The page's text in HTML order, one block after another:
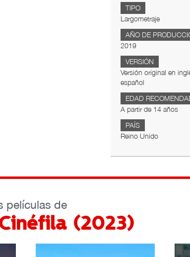
TIPO
Largometraje
AÑO DE
2019
VERSIÓN
Versión original en
español
EDAD
A partir de 14 años
PAÍS
Reino Unido
películas de
(2023)